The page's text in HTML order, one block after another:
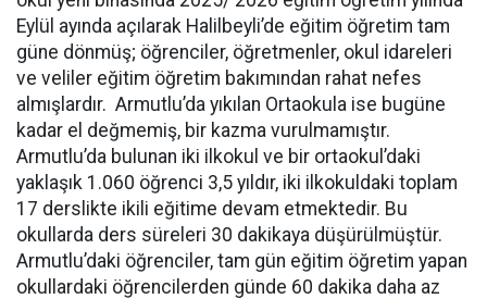
Eylül ayında açılarak Halilbeyli’de eğitim öğretim tam
güne dönmüş; öğrenciler, öğretmenler, okul idareleri
ve veliler eğitim öğretim bakımından rahat nefes
almışlardır. Armutlu’da yıkılan Ortaokula ise bugüne
kadar el değmemiş, bir kazma vurulmamıştır.
Armutlu’da bulunan iki ilkokul ve bir ortaokul’daki
yaklaşık 1.060 öğrenci 3,5 yıldır, iki ilkokuldaki toplam
17 derslikte ikili eğitime devam etmektedir. Bu
okullarda ders süreleri 30 dakikaya düşürülmüştür.
Armutlu’daki öğrenciler, tam gün eğitim öğretim yapan
okullardaki öğrencilerden günde 60 dakika daha az